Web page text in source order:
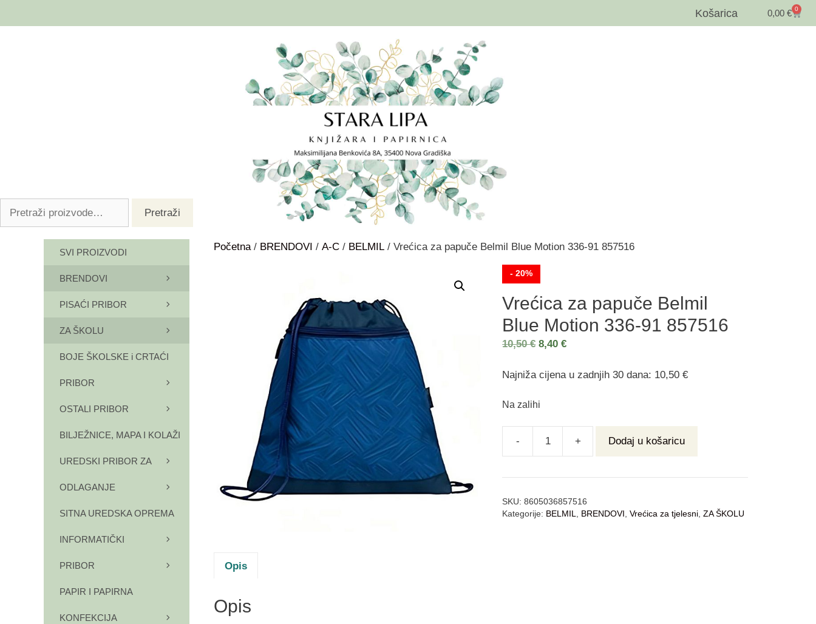
Košarica 0,00€ 0
Pretraži
Početna/ BRENDOVI / A-C / BELMIL / Vrećica za papuče Belmil Blue Motion 336-91 857516
- 20%
Vrećica za papuče Belmil
Blue Motion 336-91 857516
10,50€ 8,40€
Najniža cijena u zadnjih 30 dana: 10,50 €
Na zalihi
- + Dodaj u košaricu
SKU:8605036857516
Kategorije: BELMIL BRENDOVI ,Vrećica za tjelesni ,ZA ŠKOLU
Opis
Opis
SVI PROIZVODI
BRENDOVI
PISAĆI PRIBOR
ZA ŠKOLU
BOJE ŠKOLSKE i CRTAĆI
PRIBOR
OSTALI PRIBOR
BILJEŽNICE, MAPA I KOLAŽI
UREDSKI PRIBOR ZA
ODLAGANJE
SITNA UREDSKA OPREMA
INFORMATIČKI
PRIBOR
PAPIR I PAPIRNA
KONFEKCIJA